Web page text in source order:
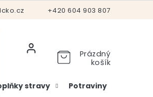
+420 604 903 807
Vrácení a reklamace
Prázdný
košík
stravy Potraviny